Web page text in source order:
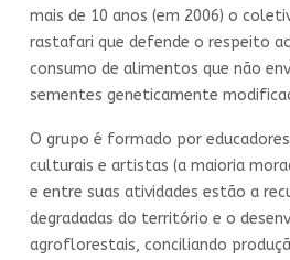
mais de 10 anos (em 2006) o
rastafari que defende o respeito
consumo de alimentos que não
sementes geneticamente
O grupo é formado por
culturais e artistas (a maioria
e entre suas atividades estão a
degradadas do território e o
agroflorestais, conciliando